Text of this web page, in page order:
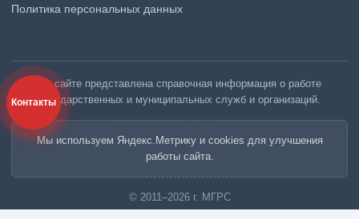
Политика персональных данных
На сайте представлена справочная информация о работе
государственных и муниципальных служб и организаций.
Мы используем Яндекс.Метрику и cookies для улучшения
работы сайта.
© 2011–2026 г. МГРС
Контакты